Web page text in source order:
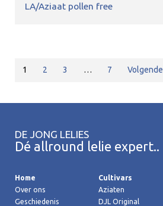
LA/Aziaat pollen free
1 2 3 … 7 Volgende
DE JONG LELIES
Dé allround lelie expert..
Home
Over ons
Geschiedenis
Cultivars
Aziaten
DJL Original